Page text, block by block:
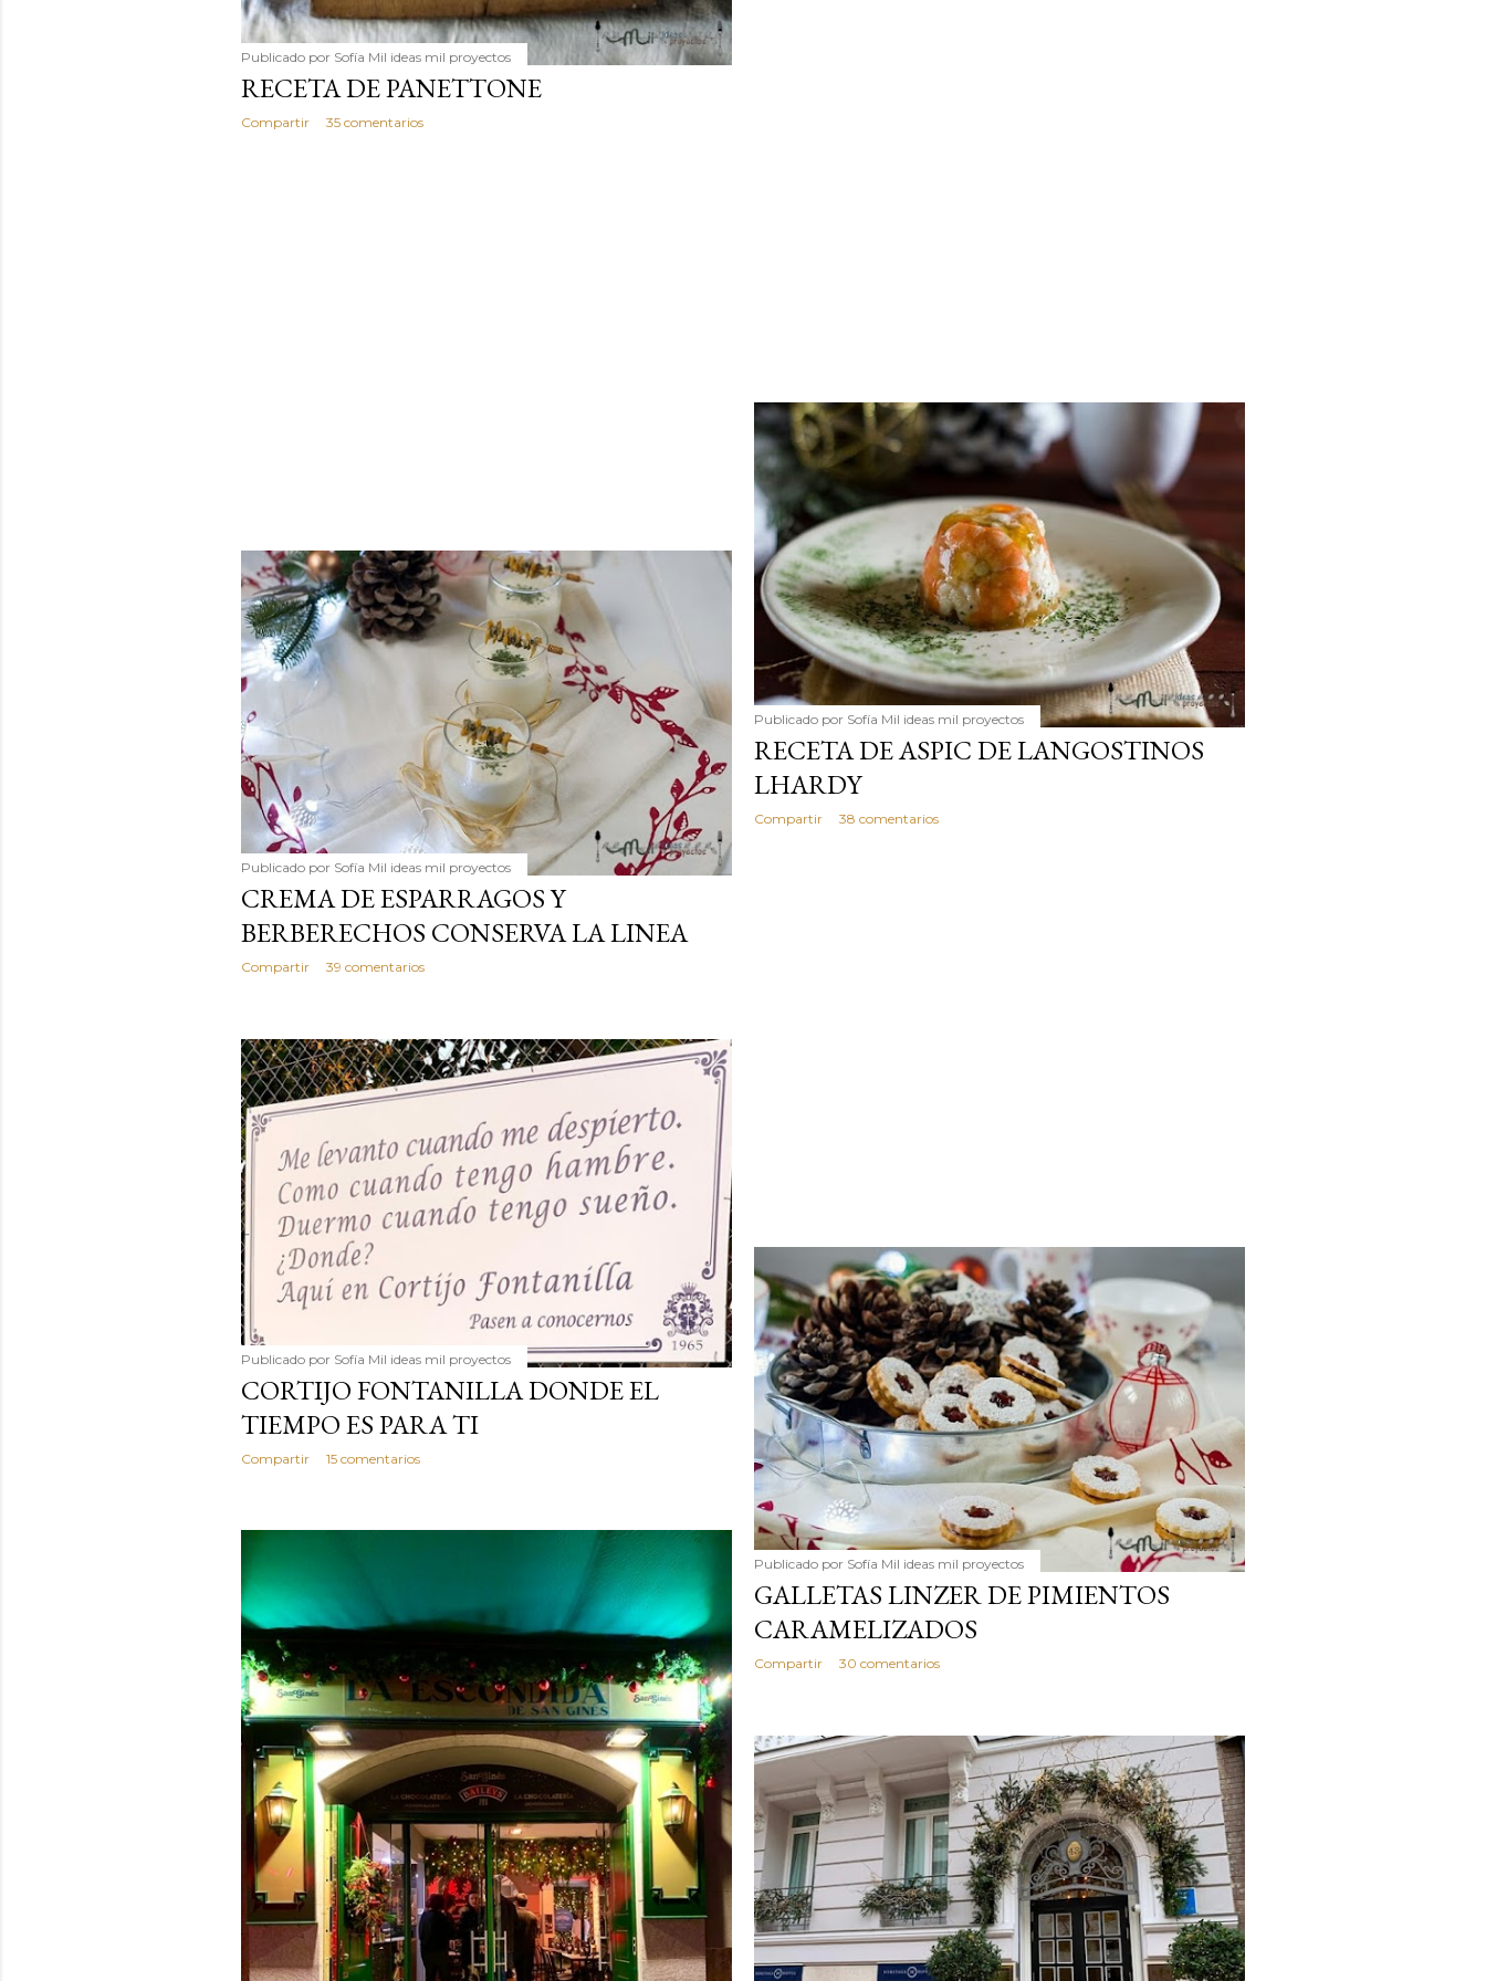
Publicado por Sofía Mil ideas mil proyectos
RECETA DE PANETTONE
Compartir 35 comentarios
Publicado por Sofía Mil ideas mil proyectos
RECETA DE ASPIC DE LANGOSTINOS
LHARDY
Compartir 38 comentarios
Publicado por Sofía Mil ideas mil proyectos
CREMA DE ESPARRAGOS Y
BERBERECHOS CONSERVA LA LINEA
Compartir 39 comentarios
Publicado por Sofía Mil ideas mil proyectos
CORTIJO FONTANILLA DONDE EL
TIEMPO ES PARA TI
Compartir 15 comentarios
Publicado por Sofía Mil ideas mil proyectos
GALLETAS LINZER DE PIMIENTOS
CARAMELIZADOS
Compartir 30 comentarios